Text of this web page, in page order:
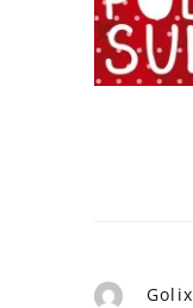
Golix